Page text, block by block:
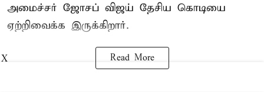
அமைச்சர் ஜோசப் விஜய் தேசிய கொடியை
ஏற்றிவைக்க இருக்கிறார்.
Read More
X